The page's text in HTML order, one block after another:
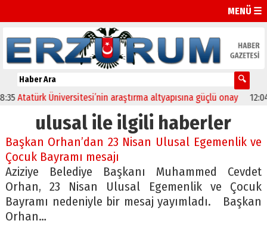
MENÜ ☰
Üniversitesi’nin araştırma altyapısına güçlü onay 12:04
ulusal ile ilgili haberler
Başkan Orhan’dan 23 Nisan Ulusal Egemenlik ve
Çocuk Bayramı mesajı
Aziziye Belediye Başkanı Muhammed Cevdet
Orhan, 23 Nisan Ulusal Egemenlik ve Çocuk
Bayramı nedeniyle bir mesaj yayımladı. Başkan
Orhan…